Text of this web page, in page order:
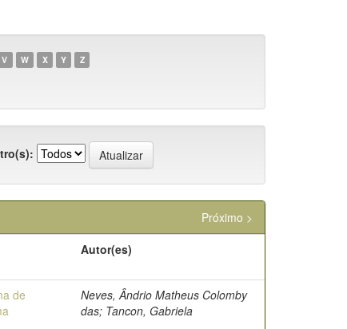
V W X Y Z
Próximo >
Autor(es)
de
Neves, Ândrio Matheus Colomby
das; Tancon, Gabriela